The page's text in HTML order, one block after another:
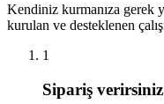
Kendiniz kurmanıza
kurulan ve desteklenen
1
Sipariş verirsiniz